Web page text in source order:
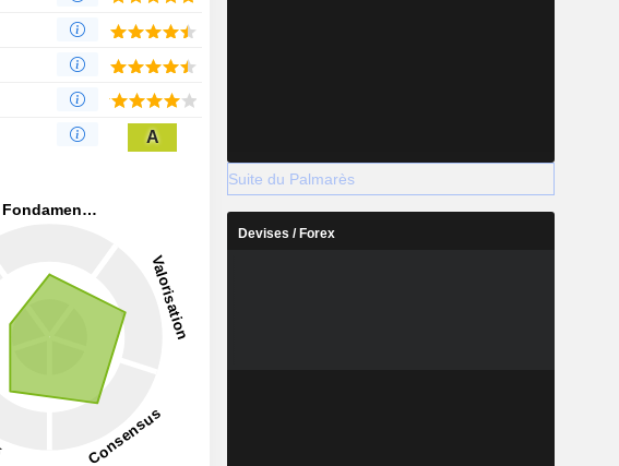
A
Suite du Palmarès
Devises / Forex